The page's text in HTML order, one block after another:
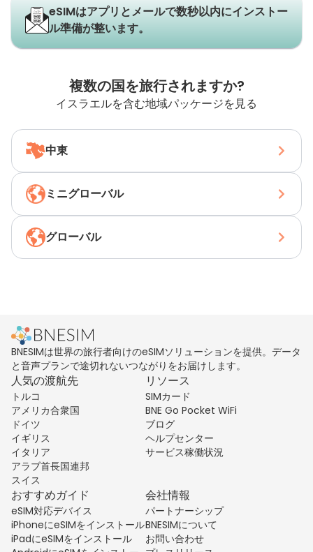
eSIMはアプリとメールで数秒以内にインストー
ル準備が整います。
複数の国を旅行されますか?
イスラエルを含む地域パッケージを見る
中東
ミニグローバル
グローバル
BNESIMは世界の旅行者向けのeSIMソリューションを提供。データ
と音声プランで途切れないつながりをお届けします。
人気の渡航先
トルコ
アメリカ合衆国
ドイツ
イギリス
イタリア
アラブ首長国連邦
スイス
リソース
SIMカード
BNE Go Pocket WiFi
ブログ
ヘルプセンター
サービス稼働状況
おすすめガイド
eSIM対応デバイス
iPhoneにeSIMをインストール
iPadにeSIMをインストール
会社情報
パートナーシップ
BNESIMについて
お問い合わせ